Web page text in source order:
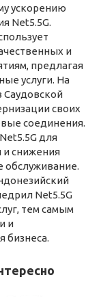
ускорению
Net5.5G.
и
предлагая
услуги. На
Саудовской
своих
соединения.
для
и снижения
обслуживание.
Net5.5G
тем самым
и
бизнеса.